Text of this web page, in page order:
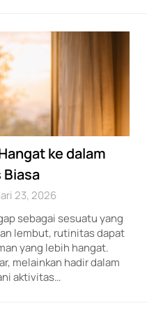
ke dalam
23, 2026
sebagai sesuatu yang
lembut, rutinitas dapat
yang lebih hangat.
melainkan hadir dalam
aktivitas…